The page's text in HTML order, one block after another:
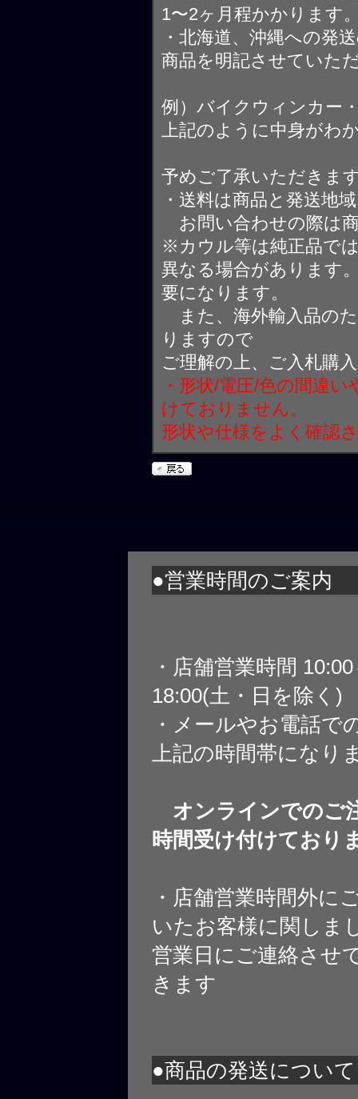
1〜2ヶ月程かかります
・北海道、沖縄への発
商品を明記させていた
例）バイクウィンカー
上記のように中身がわ
予めご了承いただきま
・送料は商品と発送地
お問い合わせの際は
※カウル等は純正品で
異なる場合があります
要になります。
また、海外輸入品の
りますので
ご理解の上、ご入札購
・形状/電圧/色の間違
けておりません。
形状や仕様をよく確認
●営業時間のご案内
・店舗営業時間
18:00(土・日を除く)
・メールやお電話で
上記の時間帯になり
オンラインでのご
時間受け付けており
・店舗営業時間外に
いたお客様に関しま
営業日にご連絡させ
きます
●商品の発送について